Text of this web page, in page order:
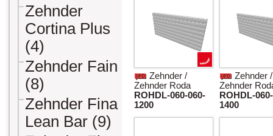
Zehnder
Cortina Plus
(4)
Zehnder Fain
(8)
Zehnder Fina
Lean Bar (9)
Zehnder /
Zehnder Roda
ROHDL-060-060-
1200
Zehnder /
Zehnder
ROHDL-
1400